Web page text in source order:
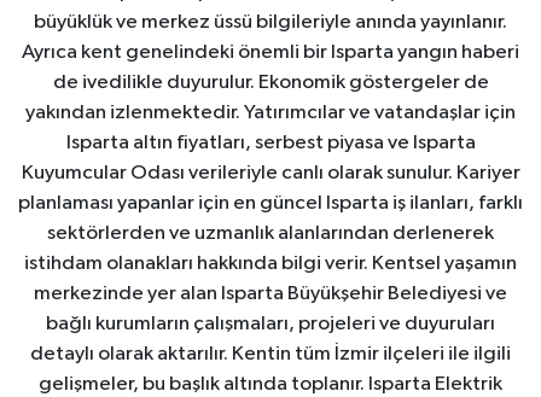
büyüklük ve merkez üssü bilgileriyle anında yayınlanır.
Ayrıca kent genelindeki önemli bir Isparta yangın haberi
de ivedilikle duyurulur. Ekonomik göstergeler de
yakından izlenmektedir. Yatırımcılar ve vatandaşlar için
Isparta altın fiyatları, serbest piyasa ve Isparta
Kuyumcular Odası verileriyle canlı olarak sunulur. Kariyer
planlaması yapanlar için en güncel Isparta iş ilanları, farklı
sektörlerden ve uzmanlık alanlarından derlenerek
istihdam olanakları hakkında bilgi verir. Kentsel yaşamın
merkezinde yer alan Isparta Büyükşehir Belediyesi ve
bağlı kurumların çalışmaları, projeleri ve duyuruları
detaylı olarak aktarılır. Kentin tüm İzmir ilçeleri ile ilgili
gelişmeler, bu başlık altında toplanır. Isparta Elektrik